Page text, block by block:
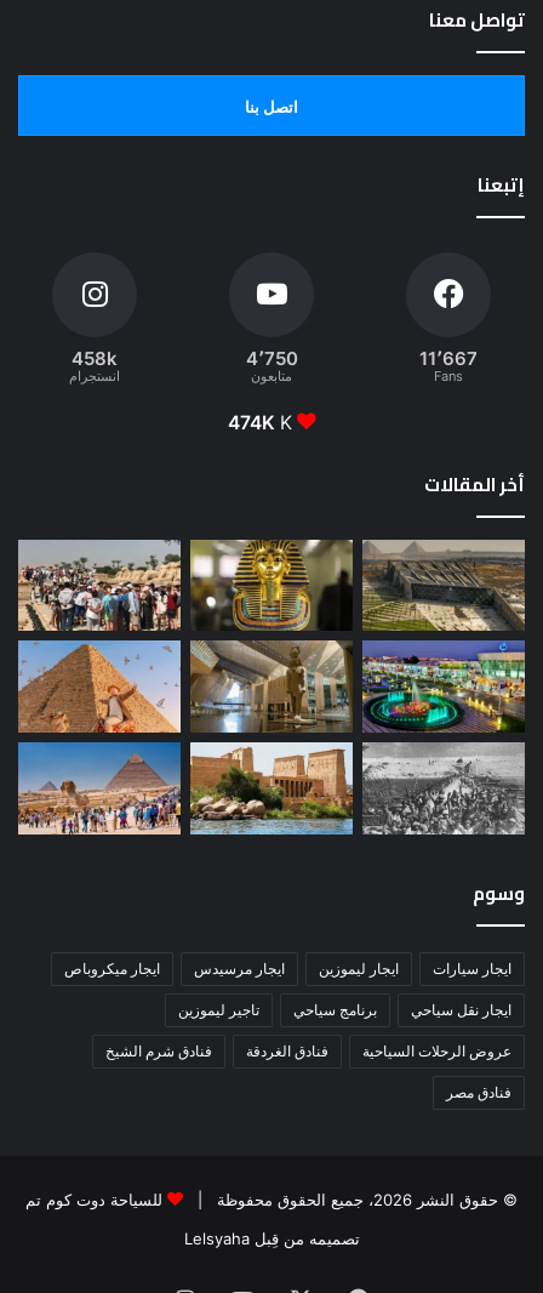
تواصل معنا
اتصل بنا
إتبعنا
11٬667
Fans
4٬750
متابعون
458k
انستجرام
474K K
أخر المقالات
وسوم
ايجار سيارات ايجار ليموزين ايجار مرسيدس ايجار ميكروباص
ايجار نقل سياحي برنامج سياحي تاجير ليموزين
عروض الرحلات السياحية فنادق الغردقة فنادق شرم الشيخ
فنادق مصر
© حقوق النشر 2026، جميع الحقوق محفوظة |
للسياحة دوت كوم تم
تصميمه من قِبل Lelsyaha